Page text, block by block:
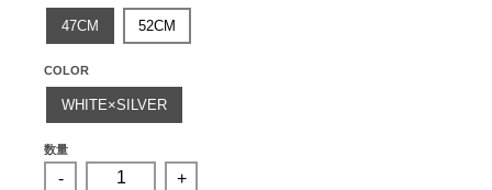
47CM 52CM
COLOR
WHITE×SILVER
数量
- +